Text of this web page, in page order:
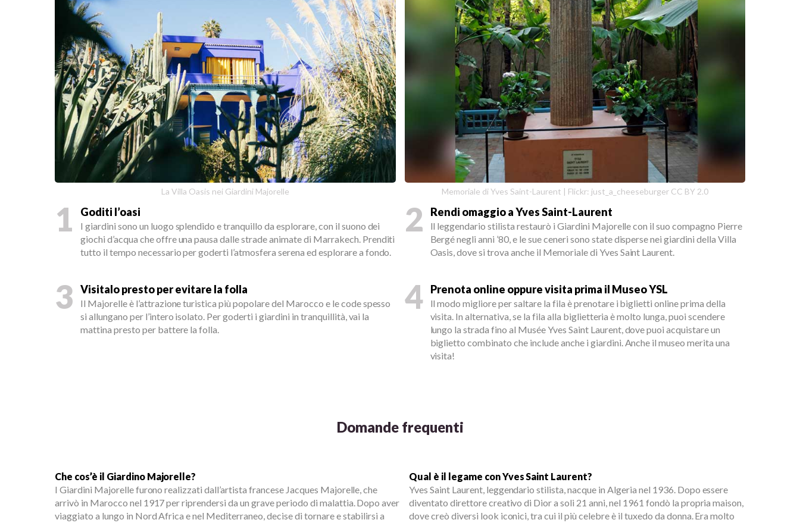
La Villa Oasis nei Giardini Majorelle
1 Goditi l’oasi
I giardini sono un luogo splendido e tranquillo da esplorare, con il suono dei
giochi d’acqua che offre una pausa dalle strade animate di Marrakech. Prenditi
tutto il tempo necessario per goderti l’atmosfera serena ed esplorare a fondo.
Memoriale di Yves Saint-Laurent | Flickr: just_a_cheeseburger CC BY 2.0
2 Rendi omaggio a Yves Saint-Laurent
Il leggendario stilista restaurò i Giardini Majorelle con il suo compagno Pierre
Bergé negli anni ’80, e le sue ceneri sono state disperse nei giardini della Villa
Oasis, dove si trova anche il Memoriale di Yves Saint Laurent.
3 Visitalo presto per evitare la folla
Il Majorelle è l’attrazione turistica più popolare del Marocco e le code spesso
si allungano per l’intero isolato. Per goderti i giardini in tranquillità, vai la
mattina presto per battere la folla.
4 Prenota online oppure visita prima il Museo YSL
Il modo migliore per saltare la fila è prenotare i biglietti online prima della
visita. In alternativa, se la fila alla biglietteria è molto lunga, puoi scendere
lungo la strada fino al Musée Yves Saint Laurent, dove puoi acquistare un
biglietto combinato che include anche i giardini. Anche il museo merita una
visita!
Domande frequenti
Che cos’è il Giardino Majorelle?
I Giardini Majorelle furono realizzati dall’artista francese Jacques Majorelle, che
arrivò in Marocco nel 1917 per riprendersi da un grave periodo di malattia. Dopo aver
viaggiato a lungo in Nord Africa e nel Mediterraneo, decise di tornare e stabilirsi a
Qual è il legame con Yves Saint Laurent?
Yves Saint Laurent, leggendario stilista, nacque in Algeria nel 1936. Dopo essere
diventato direttore creativo di Dior a soli 21 anni, nel 1961 fondò la propria maison,
dove creò diversi look iconici, tra cui il più celebre è il tuxedo da donna. Era molto